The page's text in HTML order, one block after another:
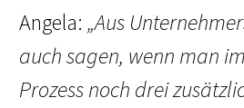
Angela: „Aus
auch sagen, wenn man
Prozess noch drei